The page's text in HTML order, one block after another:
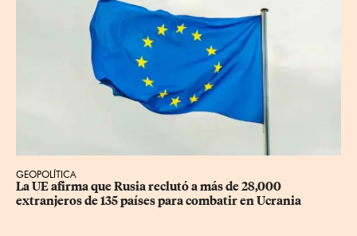
GEOPOLÍTICA
La UE afirma que Rusia reclutó a más de 28,000
extranjeros de 135 países para combatir en Ucrania